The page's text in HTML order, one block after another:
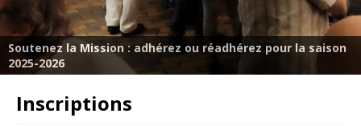
Soutenez la Mission : adhérez ou réadhérez pour la saison
2025-2026
Inscriptions